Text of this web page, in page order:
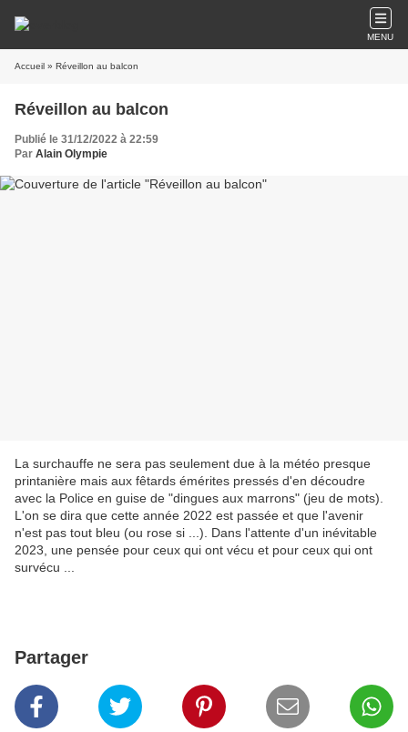
MENU
Accueil » Réveillon au balcon
Réveillon au balcon
Publié le 31/12/2022 à 22:59
Par Alain Olympie
La surchauffe ne sera pas seulement due à la météo presque
printanière mais aux fêtards émérites pressés d'en découdre
avec la Police en guise de "dingues aux marrons" (jeu de mots).
L'on se dira que cette année 2022 est passée et que l'avenir
n'est pas tout bleu (ou rose si ...). Dans l'attente d'un inévitable
2023, une pensée pour ceux qui ont vécu et pour ceux qui ont
survécu ...
Partager